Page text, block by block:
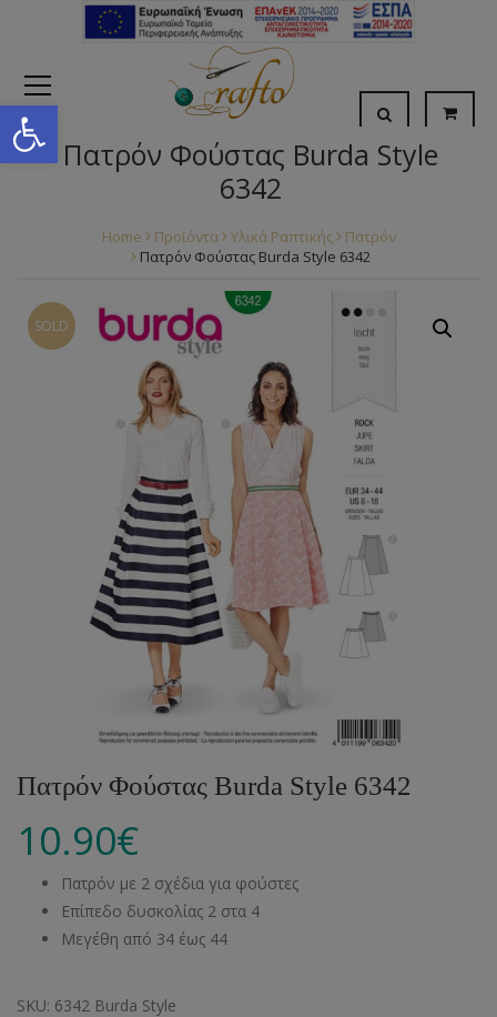
Open toolbar
Πατρόν Φούστας Burda Style
6342
Home Προϊόντα Υλικά Ραπτικής
Πατρόν
Πατρόν Φούστας Burda Style 6342
SOLD
Πατρόν Φούστας Burda Style 6342
10.90€
Πατρόν με 2 σχέδια για φούστες
Επίπεδο δυσκολίας 2 στα 4
Μεγέθη από 34 έως 44
SKU: 6342 Burda Style